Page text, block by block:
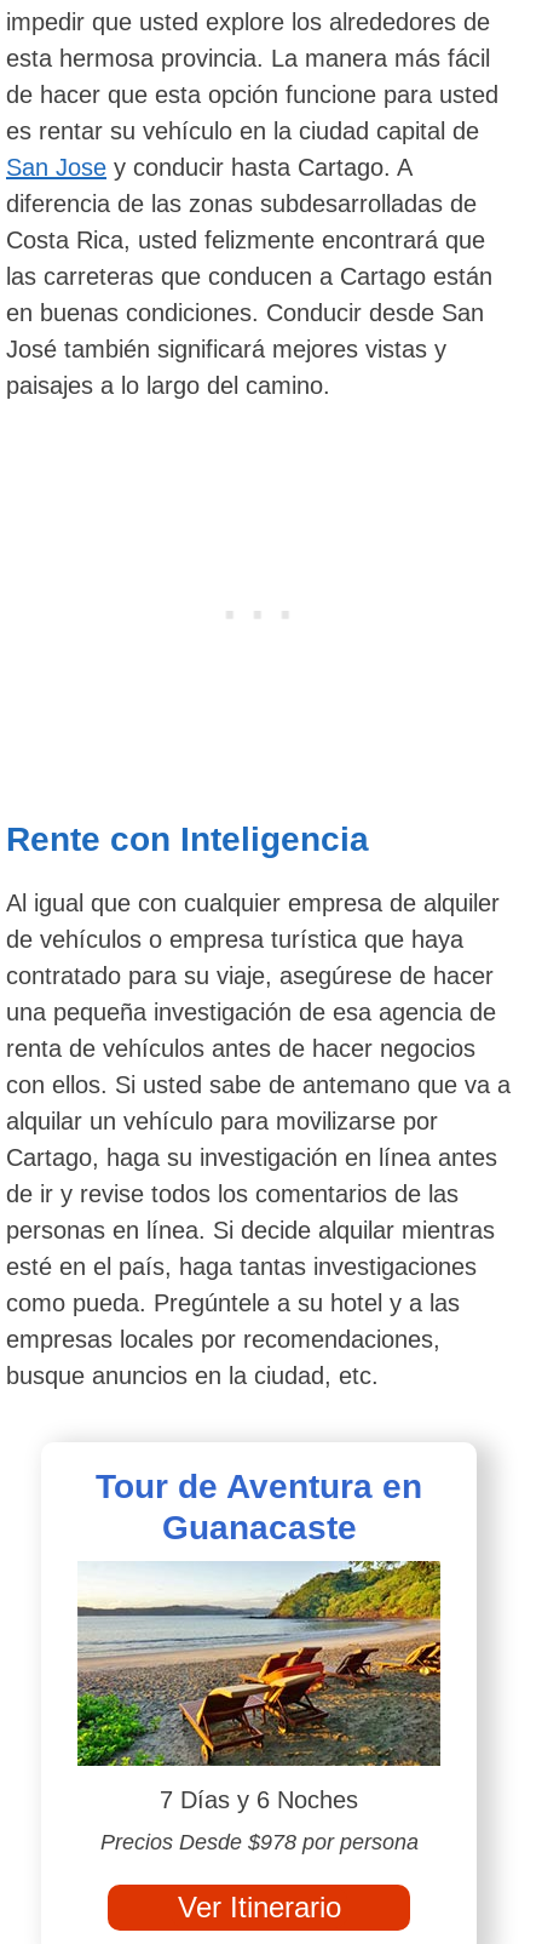
impedir que usted explore los alrededores de
esta hermosa provincia. La manera más fácil
de hacer que esta opción funcione para usted
es rentar su vehículo en la ciudad capital de
San Jose y conducir hasta Cartago. A
diferencia de las zonas subdesarrolladas de
Costa Rica, usted felizmente encontrará que
las carreteras que conducen a Cartago están
en buenas condiciones. Conducir desde San
José también significará mejores vistas y
paisajes a lo largo del camino.
Rente con Inteligencia
Al igual que con cualquier empresa de alquiler
de vehículos o empresa turística que haya
contratado para su viaje, asegúrese de hacer
una pequeña investigación de esa agencia de
renta de vehículos antes de hacer negocios
con ellos. Si usted sabe de antemano que va a
alquilar un vehículo para movilizarse por
Cartago, haga su investigación en línea antes
de ir y revise todos los comentarios de las
personas en línea. Si decide alquilar mientras
esté en el país, haga tantas investigaciones
como pueda. Pregúntele a su hotel y a las
empresas locales por recomendaciones,
busque anuncios en la ciudad, etc.
Tour de Aventura en
Guanacaste
7 Días y 6 Noches
Precios Desde $978 por persona
Ver Itinerario